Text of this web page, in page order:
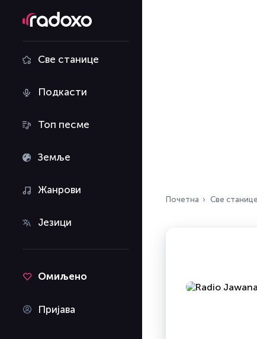
Све станице
Подкасти
Топ песме
Земље
Жанрови
Језици
Омиљено
Пријава
Почетна Све станице